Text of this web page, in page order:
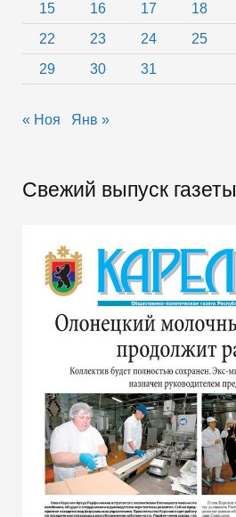
15
16 17 18
22
23 24 25
29
30 31
« Ноя Янв »
Свежий выпуск газеты